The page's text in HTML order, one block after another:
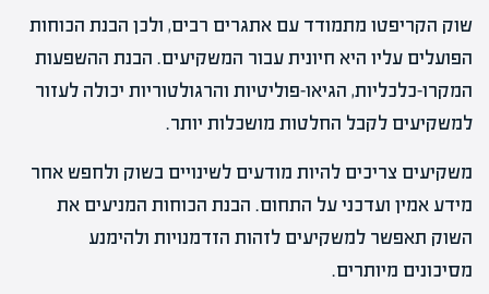
שוק הקריפטו מתמודד עם אתגרים רבים, ולכן הבנת הכוחות
הפועלים עליו היא חיונית עבור המשקיעים. הבנת ההשפעות
המקרו-כלכליות, הגיאו-פוליטיות והרגולטוריות יכולה לעזור
למשקיעים לקבל החלטות מושכלות יותר.
משקיעים צריכים להיות מודעים לשינויים בשוק ולחפש אחר
מידע אמין ועדכני על התחום. הבנת הכוחות המניעים את
השוק תאפשר למשקיעים לזהות הזדמנויות ולהימנע
מסיכונים מיותרים.